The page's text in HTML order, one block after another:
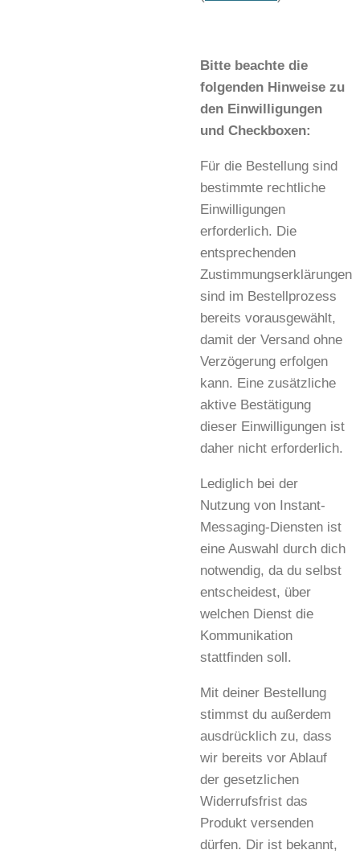
Bitte beachte die
folgenden Hinweise zu
den Einwilligungen
und Checkboxen:
Für die Bestellung sind
bestimmte rechtliche
Einwilligungen
erforderlich. Die
entsprechenden
Zustimmungserklärungen
sind im Bestellprozess
bereits vorausgewählt,
damit der Versand ohne
Verzögerung erfolgen
kann. Eine zusätzliche
aktive Bestätigung
dieser Einwilligungen ist
daher nicht erforderlich.
Lediglich bei der
Nutzung von Instant-
Messaging-Diensten ist
eine Auswahl durch dich
notwendig, da du selbst
entscheidest, über
welchen Dienst die
Kommunikation
stattfinden soll.
Mit deiner Bestellung
stimmst du außerdem
ausdrücklich zu, dass
wir bereits vor Ablauf
der gesetzlichen
Widerrufsfrist das
Produkt versenden
dürfen. Dir ist bekannt,